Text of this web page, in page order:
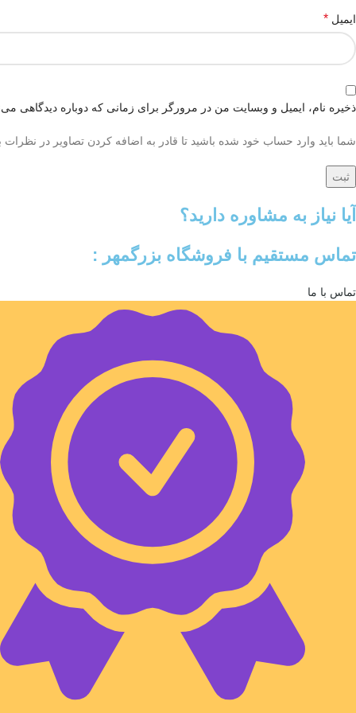
ایمیل *
ذخیره نام، ایمیل و وبسایت من در مرورگر برای زمانی که دوباره دیدگاهی
شما باید وارد حساب خود شده باشید تا قادر به اضافه کردن تصاویر در نظرات
آیا نیاز به مشاوره دارید؟
تماس مستقیم با فروشگاه بزرگمهر :
تماس با ما